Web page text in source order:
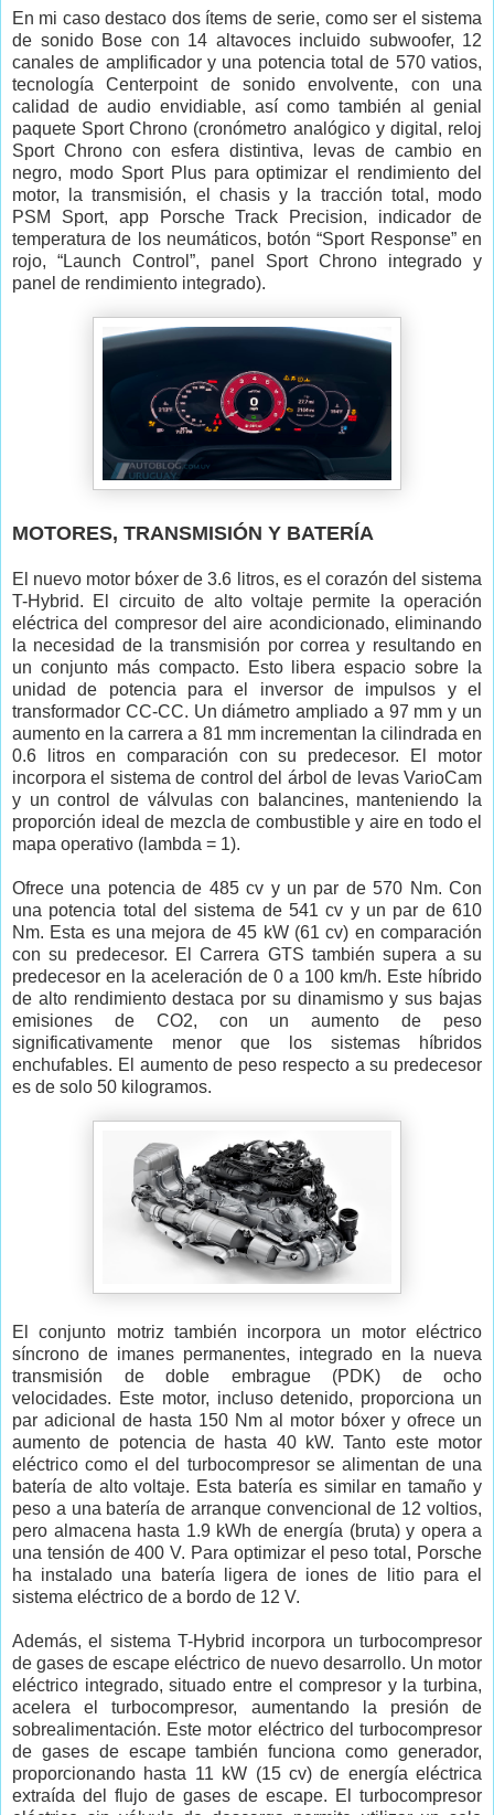
En mi caso destaco dos ítems de serie, como ser el sistema
de sonido Bose con 14 altavoces incluido subwoofer, 12
canales de amplificador y una potencia total de 570 vatios,
tecnología Centerpoint de sonido envolvente, con una
calidad de audio envidiable, así como también al genial
paquete Sport Chrono (cronómetro analógico y digital, reloj
Sport Chrono con esfera distintiva, levas de cambio en
negro, modo Sport Plus para optimizar el rendimiento del
motor, la transmisión, el chasis y la tracción total, modo
PSM Sport, app Porsche Track Precision, indicador de
temperatura de los neumáticos, botón “Sport Response” en
rojo, “Launch Control”, panel Sport Chrono integrado y
panel de rendimiento integrado).
MOTORES, TRANSMISIÓN Y BATERÍA
El nuevo motor bóxer de 3.6 litros, es el corazón del sistema
T-Hybrid. El circuito de alto voltaje permite la operación
eléctrica del compresor del aire acondicionado, eliminando
la necesidad de la transmisión por correa y resultando en
un conjunto más compacto. Esto libera espacio sobre la
unidad de potencia para el inversor de impulsos y el
transformador CC-CC. Un diámetro ampliado a 97 mm y un
aumento en la carrera a 81 mm incrementan la cilindrada en
0.6 litros en comparación con su predecesor. El motor
incorpora el sistema de control del árbol de levas VarioCam
y un control de válvulas con balancines, manteniendo la
proporción ideal de mezcla de combustible y aire en todo el
mapa operativo (lambda = 1).
Ofrece una potencia de 485 cv y un par de 570 Nm. Con
una potencia total del sistema de 541 cv y un par de 610
Nm. Esta es una mejora de 45 kW (61 cv) en comparación
con su predecesor. El Carrera GTS también supera a su
predecesor en la aceleración de 0 a 100 km/h. Este híbrido
de alto rendimiento destaca por su dinamismo y sus bajas
emisiones de CO2, con un aumento de peso
significativamente menor que los sistemas híbridos
enchufables. El aumento de peso respecto a su predecesor
es de solo 50 kilogramos.
El conjunto motriz también incorpora un motor eléctrico
síncrono de imanes permanentes, integrado en la nueva
transmisión de doble embrague (PDK) de ocho
velocidades. Este motor, incluso detenido, proporciona un
par adicional de hasta 150 Nm al motor bóxer y ofrece un
aumento de potencia de hasta 40 kW. Tanto este motor
eléctrico como el del turbocompresor se alimentan de una
batería de alto voltaje. Esta batería es similar en tamaño y
peso a una batería de arranque convencional de 12 voltios,
pero almacena hasta 1.9 kWh de energía (bruta) y opera a
una tensión de 400 V. Para optimizar el peso total, Porsche
ha instalado una batería ligera de iones de litio para el
sistema eléctrico de a bordo de 12 V.
Además, el sistema T-Hybrid incorpora un turbocompresor
de gases de escape eléctrico de nuevo desarrollo. Un motor
eléctrico integrado, situado entre el compresor y la turbina,
acelera el turbocompresor, aumentando la presión de
sobrealimentación. Este motor eléctrico del turbocompresor
de gases de escape también funciona como generador,
proporcionando hasta 11 kW (15 cv) de energía eléctrica
extraída del flujo de gases de escape. El turbocompresor